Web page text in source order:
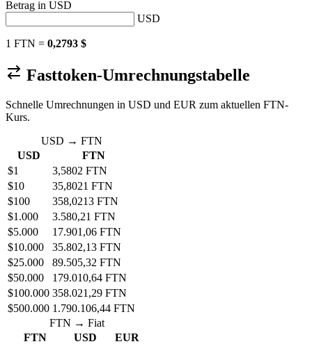
Betrag in USD
USD
1 FTN = 0,2793 $
Fasttoken-Umrechnungstabelle
Schnelle Umrechnungen in USD und EUR zum aktuellen FTN-
Kurs.
USD → FTN
USD
FTN
$1
3,5802 FTN
$10
35,8021 FTN
$100
358,0213 FTN
$1.000
3.580,21 FTN
$5.000
17.901,06 FTN
$10.000
35.802,13 FTN
$25.000
89.505,32 FTN
$50.000
179.010,64 FTN
$100.000 358.021,29 FTN
$500.000 1.790.106,44 FTN
FTN → Fiat
FTN
USD
EUR